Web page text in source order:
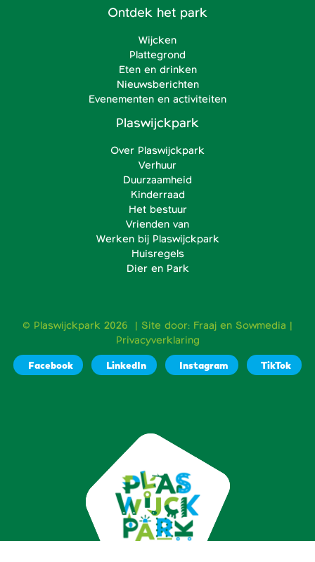
Ontdek het park
Wijcken
Plattegrond
Eten en drinken
Nieuwsberichten
Evenementen en activiteiten
Plaswijckpark
Over Plaswijckpark
Verhuur
Duurzaamheid
Kinderraad
Het bestuur
Vrienden van
Werken bij Plaswijckpark
Huisregels
Dier en Park
© Plaswijckpark 2026 | Site door: Fraaj en Sowmedia |
Privacyverklaring
Facebook
LinkedIn Instagram TikTok